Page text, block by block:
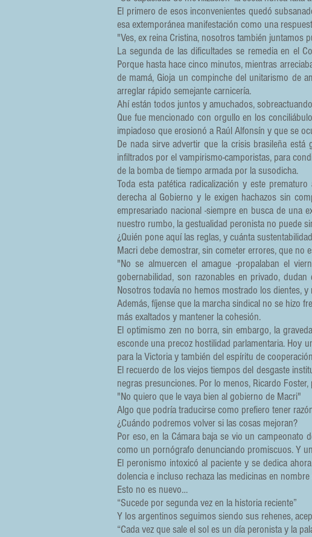
El primero de esos inconvenientes quedó
esa extemporánea manifestación como una
"Ves, ex reina Cristina, nosotros también juntamos
La segunda de las dificultades se remedia en el
Porque hasta hace cinco minutos, mientras
de mamá, Gioja un compinche del unitarismo de
arreglar rápido semejante carnicería.
Ahí están todos juntos y amuchados,
Que fue mencionado con orgullo en los
impiadoso que erosionó a Raúl Alfonsín y que se
De nada sirve advertir que la crisis brasileña
infiltrados por el vampirismo-camporistas, para
de la bomba de tiempo armada por la susodicha.
Toda esta patética radicalización y este
derecha al Gobierno y le exigen hachazos sin
empresariado nacional -siempre en busca de una
nuestro rumbo, la gestualidad peronista no puede
¿Quién pone aquí las reglas, y cuánta
Macri debe demostrar, sin cometer errores, que no
"No se almuercen el amague -propalaban el
gobernabilidad, son razonables en privado,
Nosotros todavía no hemos mostrado los dientes,
Además, fíjense que la marcha sindical no se hizo
más exaltados y mantener la cohesión.
El optimismo zen no borra, sin embargo, la
esconde una precoz hostilidad parlamentaria. Hoy
para la Victoria y también del espíritu de
El recuerdo de los viejos tiempos del desgaste
negras presunciones. Por lo menos, Ricardo
"No quiero que le vaya bien al gobierno de Macri"
Algo que podría traducirse como prefiero tener
¿Cuándo podremos volver si las cosas mejoran?
Por eso, en la Cámara baja se vio un
como un pornógrafo denunciando promiscuos. Y
El peronismo intoxicó al paciente y se dedica
dolencia e incluso rechaza las medicinas en
Esto no es nuevo…
“Sucede por segunda vez en la historia reciente”
Y los argentinos seguimos siendo sus rehenes,
“Cada vez que sale el sol es un día peronista y la